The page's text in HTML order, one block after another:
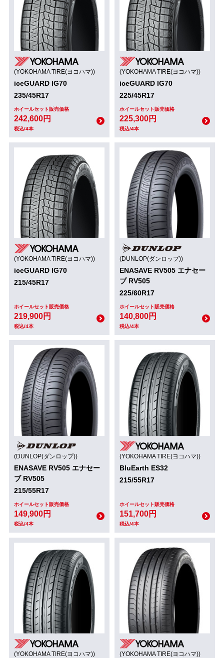
(YOKOHAMA TIRE(ヨコハマ))
iceGUARD IG70
235/45R17
ホイールセット販売価格
242,600円
税込/4本
(YOKOHAMA TIRE(ヨコハマ))
iceGUARD IG70
225/45R17
ホイールセット販売価格
225,300円
税込/4本
(YOKOHAMA TIRE(ヨコハマ))
iceGUARD IG70
215/45R17
ホイールセット販売価格
219,900円
税込/4本
(DUNLOP(ダンロップ))
ENASAVE RV505 エナセー
ブ RV505
225/60R17
ホイールセット販売価格
140,800円
税込/4本
(DUNLOP(ダンロップ))
ENASAVE RV505 エナセー
ブ RV505
215/55R17
ホイールセット販売価格
149,900円
税込/4本
(YOKOHAMA TIRE(ヨコハマ))
BluEarth ES32
215/55R17
ホイールセット販売価格
151,700円
税込/4本
(YOKOHAMA TIRE(ヨコハマ)) (YOKOHAMA TIRE(ヨコハマ))